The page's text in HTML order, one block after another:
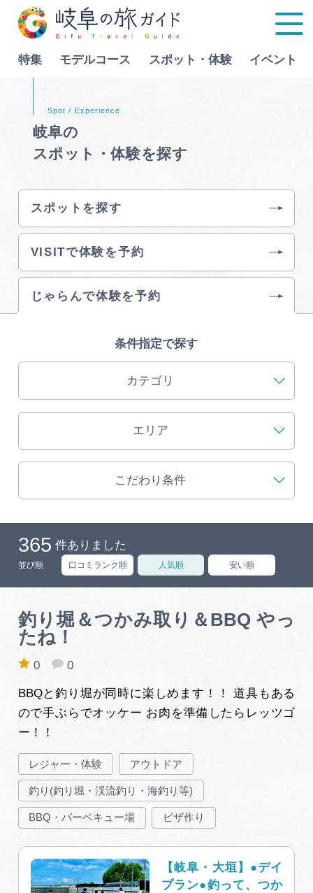
特集 モデルコース スポット・体験 イベント
特集
スポット・体験
イベント
グルメ
インフォメーション
ぎふ旅レポーター記事
早わかり岐阜
買い物・お土産
体験予約サイト「ＶＩＳＩＴ岐阜県」
岐阜県まるごと観光エリアガイド
岐阜県観光データベース
フォトライブラリー
動画ライブラリー
お問い合わせ
Language
行きたいリストを見る
岐阜の
スポット・体験を探す
スポットを探す
じゃらんで体験を予約
VISITで体験を予約
条件指定で探す
カテゴリ
エリア
こだわり条件
365 件ありました
並び順 口コミランク順 人気順 安い順
釣り堀＆つかみ取り＆BBQ やっ
たね！
BBQと釣り堀が同時に楽しめます！！ 道具もある
ので手ぶらでオッケー お肉を準備したらレッツゴ
ー！！
レジャー・体験 アウトドア
釣り(釣り堀・渓流釣り・海釣り等)
BBQ・バーベキュー場 ピザ作り
0 0
【岐阜・大垣】●デイ
プラン●釣って、つか